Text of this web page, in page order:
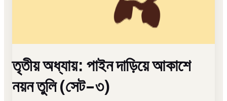
তৃতীয় অধ্যায়: পাইন দাড়িয়ে আকাশে
নয়ন তুলি (সেট-৩)